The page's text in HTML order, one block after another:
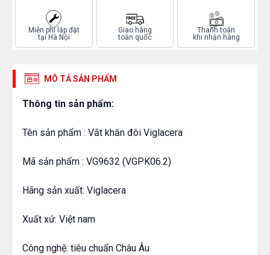
Miễn phí lắp đặt
tại Hà Nội
Giao hàng
toàn quốc
Thanh toán
khi nhận hàng
MÔ TẢ SẢN PHẨM
Thông tin sản phẩm:
Tên sản phẩm : Vắt khăn đôi Viglacera
Mã sản phẩm : VG9632 (VGPK06.2)
Hãng sản xuất: Viglacera
Xuất xứ: Việt nam
Công nghệ: tiêu chuẩn Châu Âu